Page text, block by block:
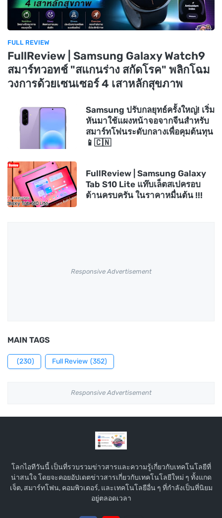
FULL REVIEW
FullReview | Samsung Galaxy Watch9
สมาร์ทวอทช์ "สแกนร่าง สกัดโรค" พลิกโฉม
วงการด้วยเซนเซอร์ 4 เสาหลักสุขภาพ
Samsung ปรับกลยุทธ์ครั้งใหญ่! เริ่ม
หันมาใช้แผงหน้าจอจากจีนสำหรับ
สมาร์ทโฟนระดับกลางเพื่อคุมต้นทุน
📱🇨🇳
FullReview | Samsung Galaxy
Tab S10 Lite แท๊บเล็ตสเปครอบ
ด้านครบครัน ในราคาหมื่นต้น !!!
Responsive Advertisement
MAIN TAGS
(230) Full Review (352)
Responsive Advertisement
โลกไอทีวันนี้ เป็นที่รวบรวมข่าวสารและความรู้เกี่ยวกับเทคโนโลยีที่
น่าสนใจ โดยจะคอยอัปเดตข่าวสารเกี่ยวกับเทคโนโลยีใหม่ ๆ ทั้งแกด
เจ็ต, สมาร์ทโฟน, คอมพิวเตอร์, และเทคโนโลยีอื่น ๆ ที่กำลังเป็นที่นิยม
อยู่ตลอดเวลา